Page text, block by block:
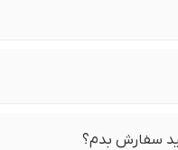
سفارش بدم؟